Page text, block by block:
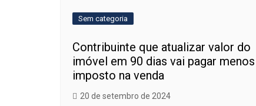
Sem categoria
Contribuinte que atualizar valor do
imóvel em 90 dias vai pagar menos
imposto na venda
20 de setembro de 2024